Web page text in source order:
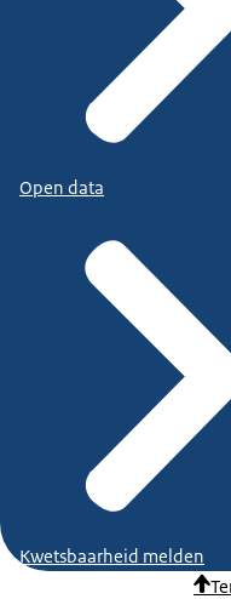
Open data
Kwetsbaarheid melden